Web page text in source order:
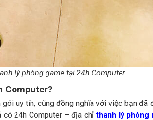
lý phòng game tại 24h Computer
Computer?
uy tín, cũng đồng nghĩa với việc bạn đã
có 24h Computer – địa chỉthanh lý